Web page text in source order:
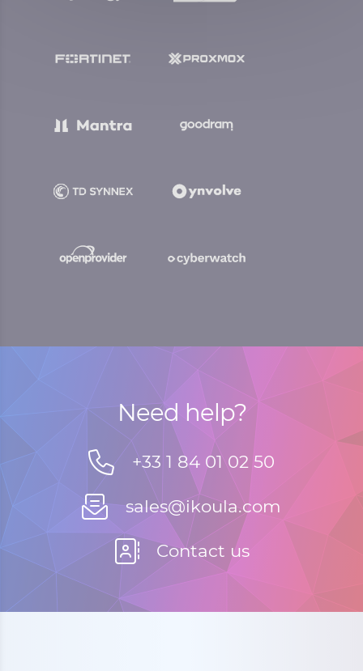
Need help?
+33 1 84 01 02 50
sales@ikoula.com
Contact us